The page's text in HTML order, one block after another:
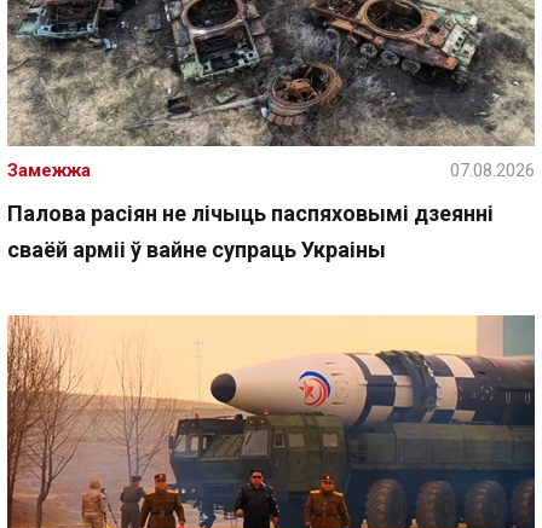
Палова расіян не лічыць паспяховымі дзеянні
сваёй арміі ў вайне супраць Украіны
Замежжа 07.08.2026